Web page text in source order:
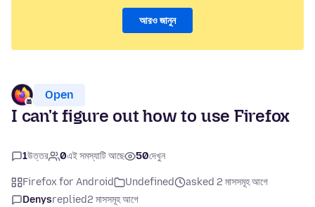
আরও জানুন
Open
I can't figure out how to use Firefox
1উত্তর 0এই সমস্যাটি আছে 50দেখুন
Firefox for Android Undefined
asked 2 মাসসমূহ আগে
Denysreplied2 মাসসমূহ আগে